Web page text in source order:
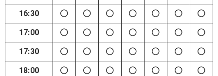
16:30
17:00
17:30
18:00